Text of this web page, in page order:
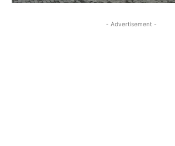
- Advertisement -